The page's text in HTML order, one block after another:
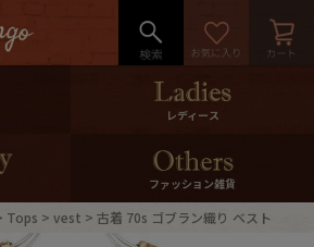
500pt＆10％Offクーポンプレゼン
10％0ffクーポンプレゼント
レディース
ファッション雑貨
Tops vest 古着 70s ゴブラン織り ベスト